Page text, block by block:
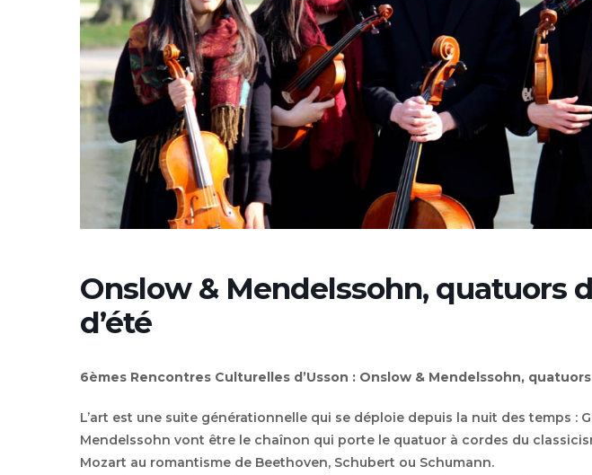
Onslow & Mendelssohn, quatuors
d’été
6èmes Rencontres Culturelles d’Usson : Onslow & Mendelssohn,
L’art est une suite générationnelle qui se déploie depuis la nuit des temps :
Mendelssohn vont être le chaînon qui porte le quatuor à cordes du
Mozart au romantisme de Beethoven, Schubert ou Schumann.